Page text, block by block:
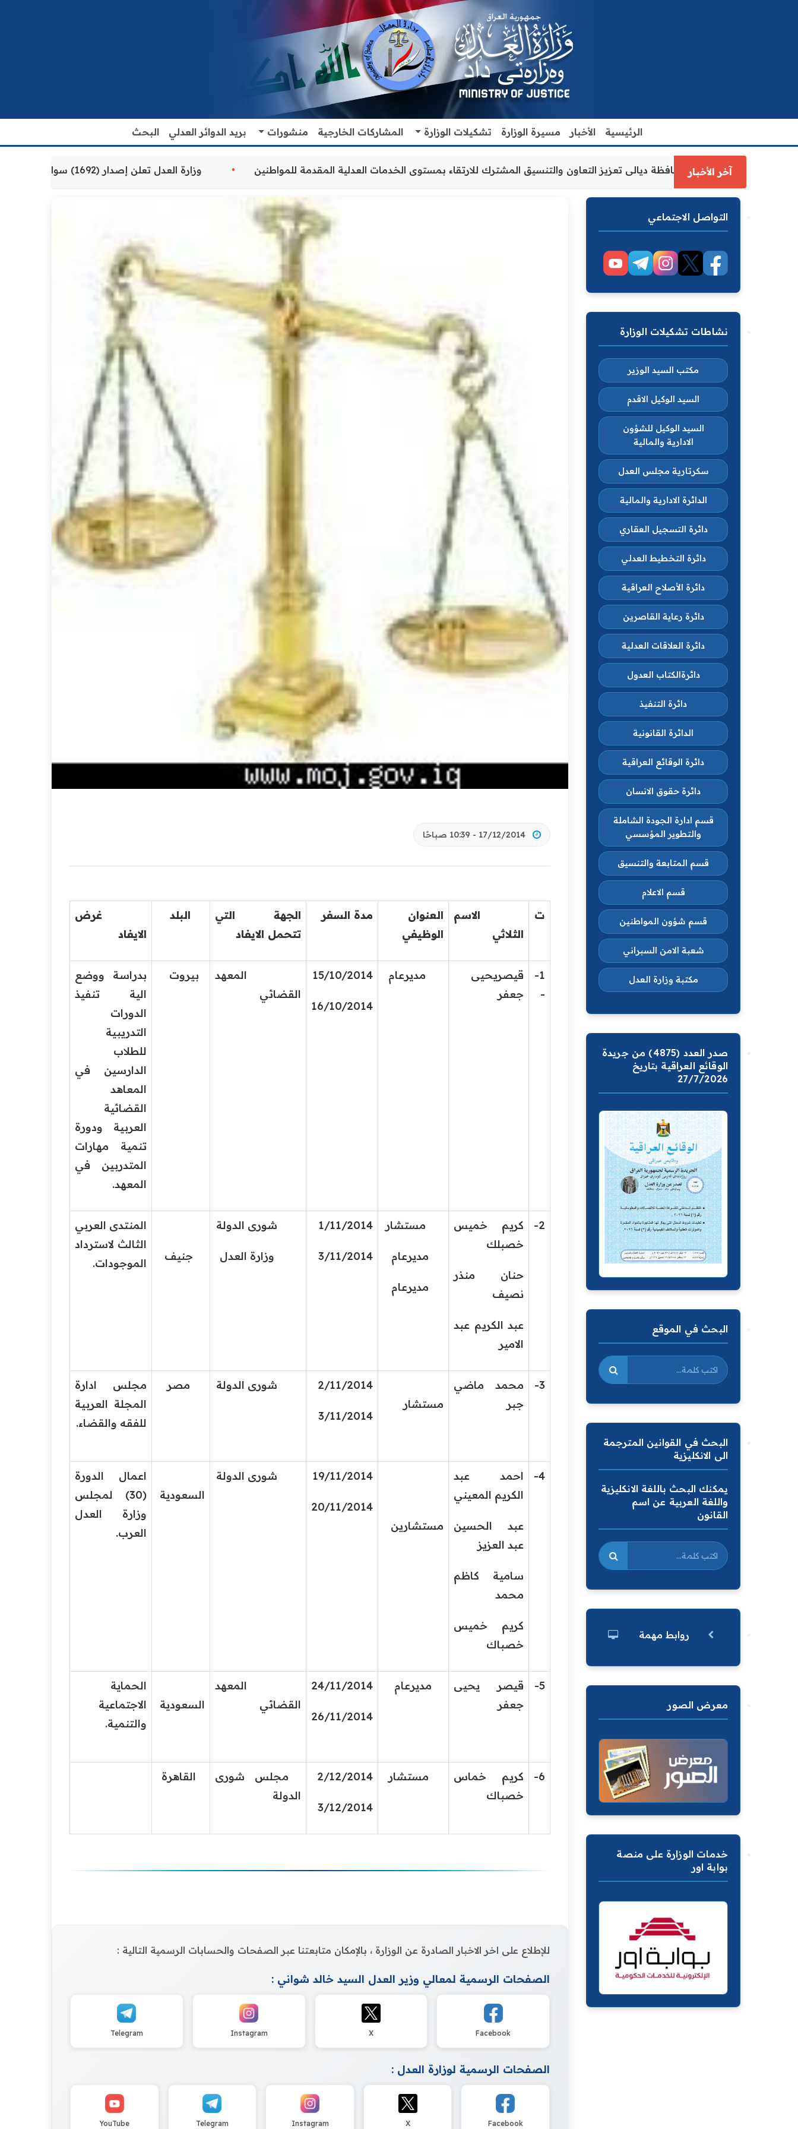
الرئيسية الأخبار مسيرة الوزارة تشكيلات الوزارة المشاركات الخارجية منشورات بريد الدوائر العدلي البحث
آخر الأخبار
وزارة العدل الاقدم يبحث مع رئيس مجلس محافظة ديالى تعزيز التعاون والتنسيق المشترك للارتقاء بمستوى الخدمات العدلية المقدمة للمواطنين وزارة العدل تعلن إصدار (1692) سوارًا إلكترونيًا لنزلاء سجن الناصرية المركزي لتنظيم التعاملات المالية داخل المؤسسات الإصلاحية
17/12/2014 - 10:39 صباحًا
ت
الاسم
الثلاثي
العنوان
الوظيفي
مدة السفر
الجهة التي
تتحمل الايفاد
البلد
غرض
الايفاد
1-
-
قيصريحيى
جعفر
مديرعام 15/10/2014
16/10/2014
المعهد
القضائي
بيروت
بدراسة ووضع
الية تنفيذ
الدورات
التدريبية
للطلاب
الدارسين في
المعاهد
القضائية
العربية ودورة
تنمية مهارات
المتدربين في
المعهد.
2-
كريم خميس
خصبلك
حنان منذر
نصيف
عبد الكريم عبد
الامير
مستشار
مديرعام
مديرعام
1/11/2014
3/11/2014
شورى الدولة
وزارة العدل جنيف
المنتدى العربي
الثالث لاسترداد
الموجودات.
3-
محمد ماضي
جبر
مستشار
2/11/2014
3/11/2014
شورى الدولة مصر
مجلس ادارة
المجلة العربية
للفقه والقضاء.
4-
احمد عبد
الكريم المعيني
عبد الحسين
عبد العزيز
سامية كاظم
محمد
كريم خميس
خصباك
مستشارين
19/11/2014
20/11/2014
شورى الدولة
السعودية
اعمال الدورة
(30) لمجلس
وزارة العدل
العرب.
5-
قيصر يحيى
جعفر
مديرعام 24/11/2014
26/11/2014
المعهد
القضائي
السعودية
الحماية
الاجتماعية
والتنمية.
6-
كريم خماس
خصباك
مستشار 2/12/2014
3/12/2014
مجلس شورى
الدولة
القاهرة
للإطلاع على اخر الاخبار الصادرة عن الوزارة ، بالإمكان متابعتنا عبر الصفحات والحسابات الرسمية التالية :
الصفحات الرسمية لمعالي وزير العدل السيد خالد شواني :
Facebook
X
Instagram
Telegram
الصفحات الرسمية لوزارة العدل :
Facebook
X
Instagram
Telegram
YouTube
التواصل الاجتماعي
نشاطات تشكيلات الوزارة
مكتب السيد الوزير
السيد الوكيل الاقدم
السيد الوكيل للشؤون
الادارية والمالية
سكرتارية مجلس العدل
الدائرة الادارية والمالية
دائرة التسجيل العقاري
دائرة التخطيط العدلي
دائرة الأصلاح العراقية
دائرة رعاية القاصرين
دائرة العلاقات العدلية
دائرةالكتاب العدول
دائرة التنفيذ
الدائرة القانونية
دائرة الوقائع العراقية
دائرة حقوق الانسان
قسم ادارة الجودة الشاملة
والتطوير المؤسسي
قسم المتابعة والتنسيق
قسم الاعلام
قسم شؤون المواطنين
شعبة الامن السبراني
مكتبة وزارة العدل
صدر العدد (4875) من جريدة
الوقائع العراقية بتاريخ
27/7/2026
البحث في الموقع
البحث في القوانين المترجمة
الى الانكليزية
يمكنك البحث باللغة الانكليزية
واللغة العربية عن اسم
القانون
روابط مهمة
معرض الصور
خدمات الوزارة على منصة
بوابة اور